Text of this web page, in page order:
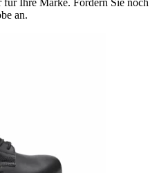
Ihre Marke. Fordern Sie noch
an.